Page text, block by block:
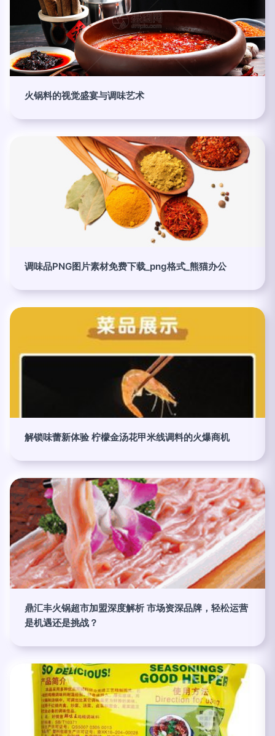
火锅料的视觉盛宴与调味艺术
调味品PNG图片素材免费下载_png格式_熊猫办公
解锁味蕾新体验 柠檬金汤花甲米线调料的火爆商机
鼎汇丰火锅超市加盟深度解析 市场资深品牌，轻松运营
是机遇还是挑战？